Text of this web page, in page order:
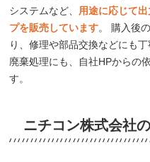
システムなど、 用途に応じて
プを販売しています。 購入後
り、修理や部品交換などにも
廃棄処理にも、自社HPからの
す。
ニチコン株式会社